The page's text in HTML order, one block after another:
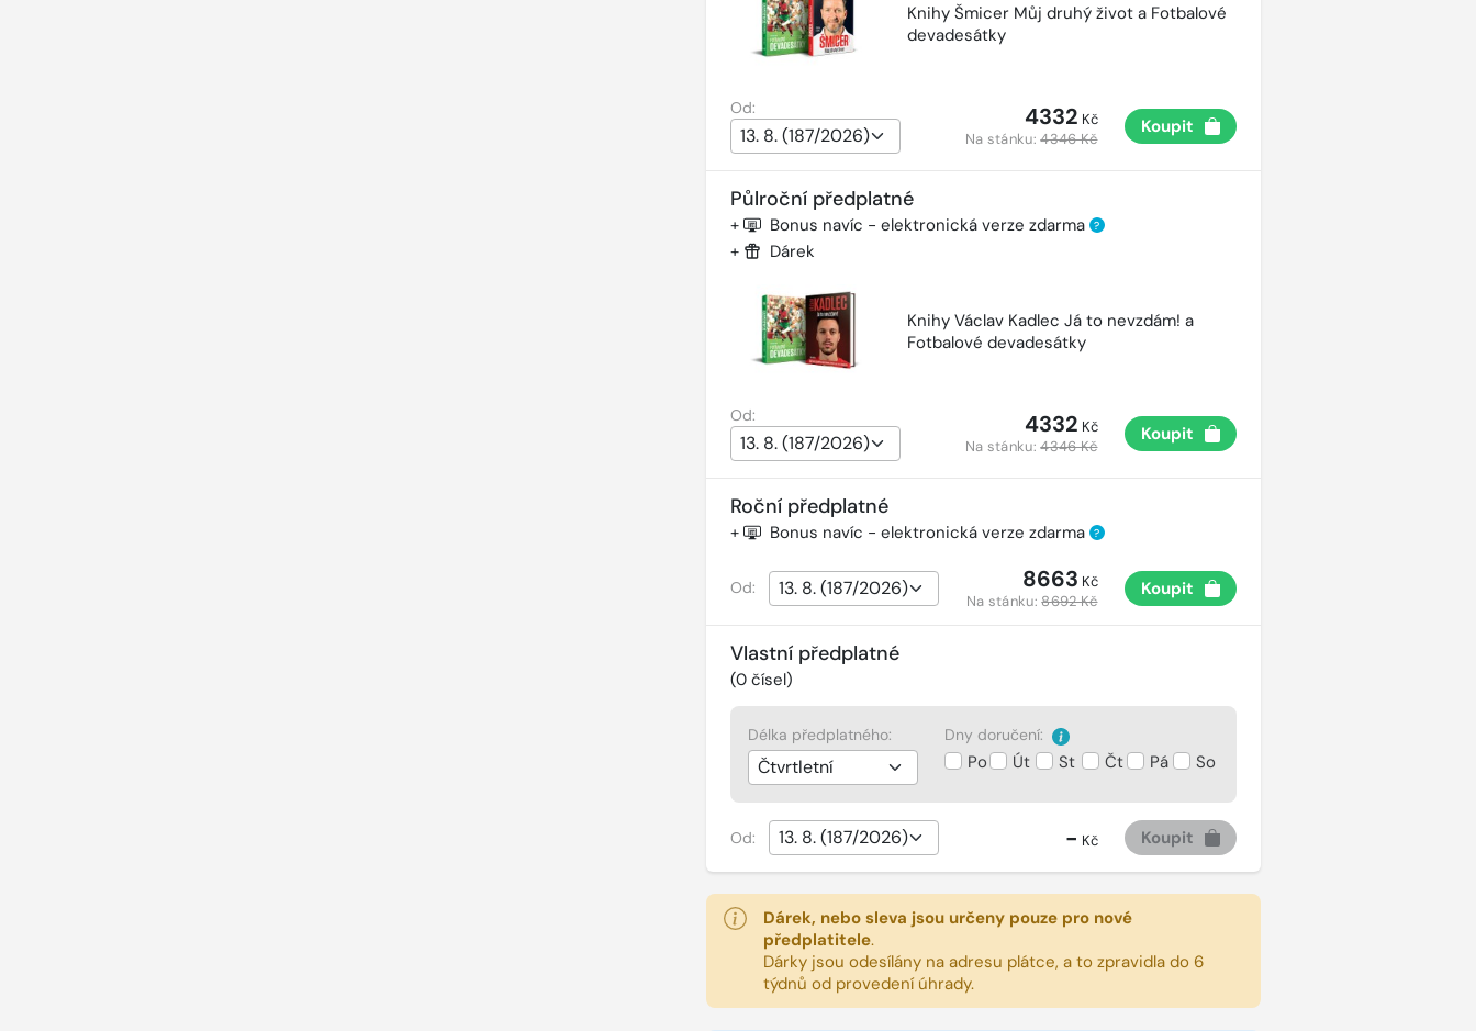
Knihy Šmicer Můj druhý život a Fotbalové
devadesátky
Od: 4332 Kč
Na stánku:4346 Kč
Koupit
Půlroční předplatné
+ Bonus navíc - elektronická verze zdarma ?
+ Dárek
Knihy Václav Kadlec Já to nevzdám! a
Fotbalové devadesátky
Od: 4332 Kč
Na stánku:4346 Kč
Koupit
Roční předplatné
+ Bonus navíc - elektronická verze zdarma ?
Od: 8663 Kč
Na stánku:8692 Kč
Koupit
Vlastní předplatné
(0čísel)
Délka předplatného: Dny doručení:
Po Út St Čt Pá So
Od: - Kč Koupit
Dárek, nebo sleva jsou určeny pouze pro nové
předplatitele.
Dárky jsou odesílány na adresu plátce, a to zpravidla do 6
týdnů od provedení úhrady.